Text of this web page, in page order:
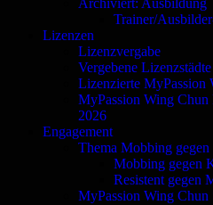
Archiviert: Ausbildung
Trainer/
Lizenzen
Lizenzvergabe
Vergebene Lizenzstädte
Lizenzierte MyPassion
MyPassion Wing
2026
Engagement
Thema Mobbing
Mobbing gegen
Resistent gegen
MyPassion Wing Chun